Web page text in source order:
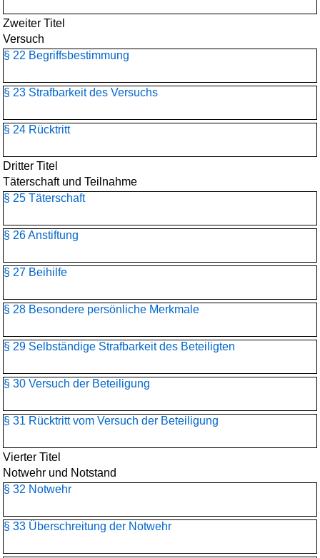
Zweiter Titel
Versuch
§ 22 Begriffsbestimmung
§ 23 Strafbarkeit des Versuchs
§ 24 Rücktritt
Dritter Titel
Täterschaft und Teilnahme
§ 25 Täterschaft
§ 26 Anstiftung
§ 27 Beihilfe
§ 28 Besondere persönliche Merkmale
§ 29 Selbständige Strafbarkeit des Beteiligten
§ 30 Versuch der Beteiligung
§ 31 Rücktritt vom Versuch der Beteiligung
Vierter Titel
Notwehr und Notstand
§ 32 Notwehr
§ 33 Überschreitung der Notwehr